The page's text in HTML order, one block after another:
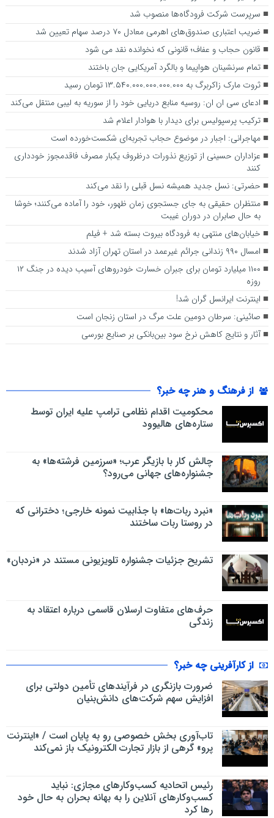
سرپرست شرکت فرودگاه‌ها منصوب شد
ضریب اعتباری صندوق‌های اهرمی معادل ۷۰ درصد سهام تعیین شد
قانون حجاب و عفاف؛ قانونی که نخوانده نقد می شود
تمام سرنشینان هواپیما و بالگرد آمریکایی جان باختند
ثروت مارک زاکربرگ به ۱۳.۵۴۰.۰۰۰.۰۰۰.۰۰۰.۰۰۰ تومان رسید
ادعای سی ان ان: روسیه منابع دریایی خود را از سوریه به لیبی منتقل می‌کند
ترکیب پرسپولیس برای دیدار با هوادار اعلام شد
مهاجرانی: اجبار در موضوع حجاب تجربه‌ای شکست‌خورده است
عزاداران حسینی از توزیع نذورات درظروف یکبار مصرف فاقدمجوز خودداری
کنند
حضرتی: نسل جدید همیشه نسل قبلی را نقد می‌کند
منتظران حقیقی به جای جستجوی زمان ظهور، خود را آماده می‌کنند؛ خوشا
به حال صابران در دوران غیبت
خیابان‌های منتهی به فرودگاه بیروت بسته شد + فیلم
امسال ۹۹۰ زندانی جرائم غیرعمد در استان تهران آزاد شدند
۱۱۰۰ میلیارد تومان برای جبران خسارت خودروهای آسیب دیده در جنگ ۱۲
روزه
اینترنت ایرانسل گران شد!
صائینی: سرطان دومین علت مرگ در استان زنجان است
آثار و نتایج کاهش نرخ سود بین‌بانکی بر صنایع بورسی
از فرهنگ و هنر چه خبر؟
محکومیت اقدام نظامی ترامپ علیه ایران توسط
ستاره‌های هالیوود
چالش کار با بازیگر عرب؛ «سرزمین فرشته‌ها» به
جشنواره‌های جهانی می‌رود؟
«نبرد ربات‌ها» با جذابیت نمونه خارجی؛ دخترانی که
در روستا ربات ساختند
تشریح جزئیات جشنواره‌ تلویزیونی مستند در «نردبان»
حرف‌های متفاوت ارسلان قاسمی درباره اعتقاد به
زندگی
از کارآفرینی چه خبر؟
ضرورت بازنگری در فرآیندهای تأمین دولتی برای
افزایش سهم شرکت‌های دانش‌بنیان
تاب‌آوری بخش خصوصی رو به پایان است / «اینترنت
پرو» گرهی از بازار تجارت الکترونیک باز نمی‌کند
رئیس اتحادیه کسب‌وکارهای مجازی: نباید
کسب‌وکارهای آنلاین را به بهانه بحران به حال خود
رها کرد